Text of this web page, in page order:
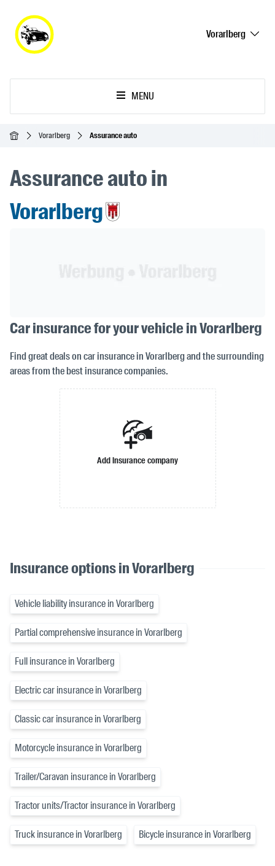
Vorarlberg
MENU
AccueilVorarlberg Assurance auto
Assurance auto in
Vorarlberg
Car insurance for your vehicle in Vorarlberg
Find great deals on car insurance in Vorarlberg and the surrounding
areas from the best insurance companies.
Add insurance company
Insurance options in Vorarlberg
Vehicle liability insurance in Vorarlberg
Partial comprehensive insurance in Vorarlberg
Full insurance in Vorarlberg
Electric car insurance in Vorarlberg
Classic car insurance in Vorarlberg
Motorcycle insurance in Vorarlberg
Trailer/Caravan insurance in Vorarlberg
Tractor units/Tractor insurance in Vorarlberg
Truck insurance in Vorarlberg Bicycle insurance in Vorarlberg